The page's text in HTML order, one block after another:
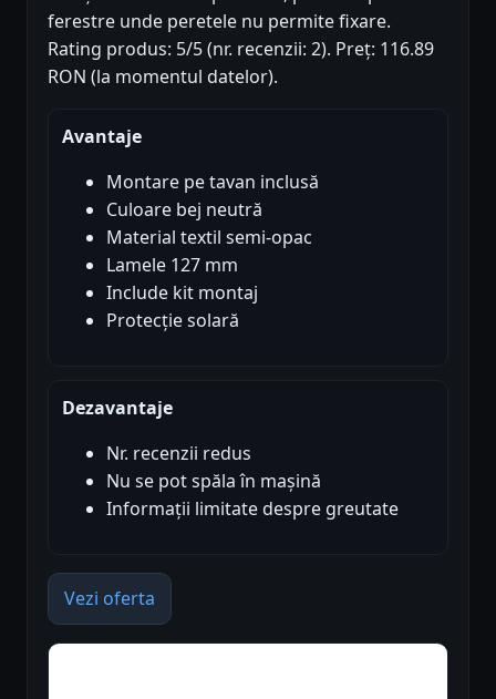
ferestre unde peretele nu permite fixare.
Rating produs: 5/5 (nr. recenzii: 2). Preț: 116.89
RON (la momentul datelor).
Avantaje
Montare pe tavan inclusă
Culoare bej neutră
Material textil semi-opac
Lamele 127 mm
Include kit montaj
Protecție solară
Dezavantaje
Nr. recenzii redus
Nu se pot spăla în mașină
Informații limitate despre greutate
Vezi oferta